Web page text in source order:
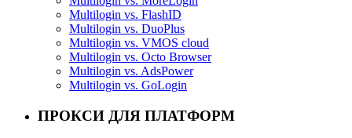
Multilogin vs. FlashID
Multilogin vs. DuoPlus
Multilogin vs. VMOS cloud
Multilogin vs. Octo Browser
Multilogin vs. AdsPower
Multilogin vs. GoLogin
ПРОКСИ ДЛЯ ПЛАТФОРМ